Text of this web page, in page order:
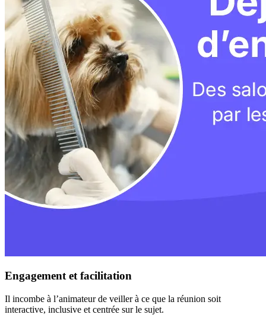
Engagement et facilitation
Il incombe à l’animateur de veiller à ce que la réunion soit
interactive, inclusive et centrée sur le sujet.